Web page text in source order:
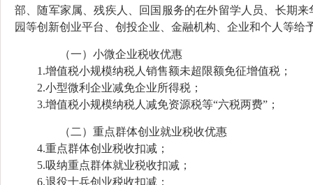
部、随军家属、残疾人、回国服务的在外留学人员、长期
园等创新创业平台、创投企业、金融机构、企业和个人等
（一）小微企业税收优惠
1.增值税小规模纳税人销售额未超限额免征增值税；
2.小型微利企业减免企业所得税；
3.增值税小规模纳税人减免资源税等“六税两费”；
（二）重点群体创业就业税收优惠
4.重点群体创业税收扣减；
5.吸纳重点群体就业税收扣减；
6.退役士兵创业税收扣减；